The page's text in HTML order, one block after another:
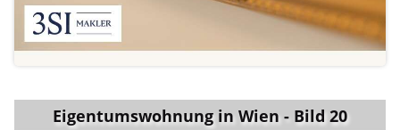
Eigentumswohnung in Wien - Bild 20